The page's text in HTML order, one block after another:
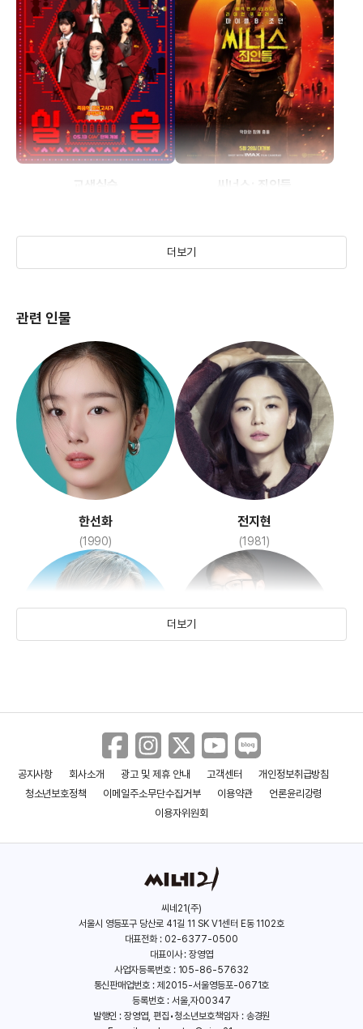
교생실습 씨너스: 죄인들
엽기적인 그녀
(2001)
도둑들
(2012)
암살
(2015)
군체
(2026)
살목지
아메바 소녀들과 학교괴담:
더보기
관련 인물
한선화
(1990)
전지현
(1981)
킬리언 머피
(1976)
김민하
(1990)
더보기
공지사항 회사소개 광고 및 제휴 안내 고객센터
개인정보취급방침
청소년보호정책
이메일주소무단수집거부 이용약관
언론윤리강령
이용자위원회
씨네21(주)
서울시 영등포구 당산로 41길 11 SK V1센터 E동 1102호
대표전화 : 02-6377-0500
대표이사 : 장영엽
사업자등록번호 : 105-86-57632
통신판매업번호 : 제2015-서울영등포-0671호
등록번호 : 서울,자00347
발행인 : 장영엽, 편집•청소년보호책임자 : 송경원